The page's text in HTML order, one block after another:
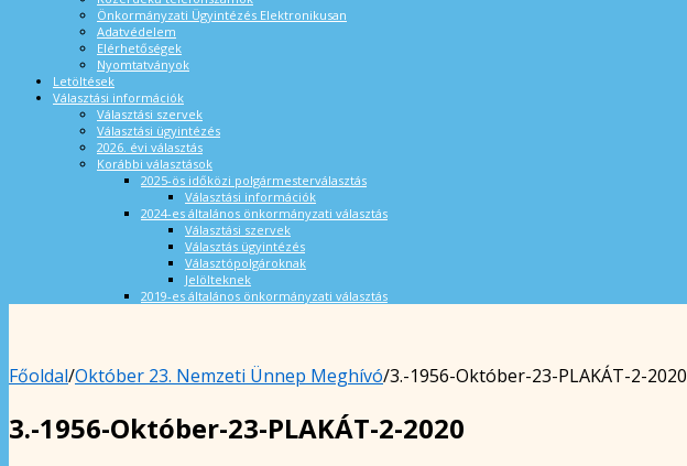
Önkormányzati Ügyintézés Elektronikusan
Adatvédelem
Elérhetőségek
Nyomtatványok
Letöltések
Választási információk
Választási szervek
Választási ügyintézés
2026. évi választás
Korábbi választások
2025-ös időközi polgármesterválasztás
Választási információk
2024-es általános önkormányzati választás
Választási szervek
Választás ügyintézés
Választópolgároknak
Jelölteknek
2019-es általános önkormányzati választás
Főoldal/Október 23. Nemzeti Ünnep Meghívó/3.-1956-Október-23-PLAKÁT-2-2020
3.-1956-Október-23-PLAKÁT-2-2020